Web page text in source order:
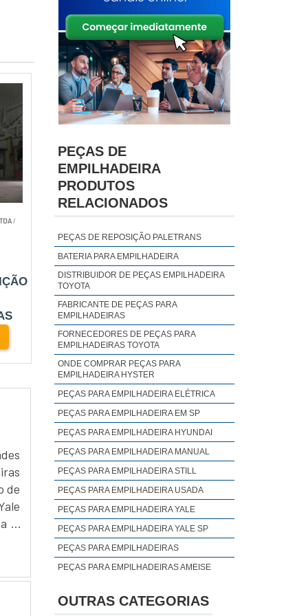
dos
de
e
de
a
as
que
da
/
de
a
PEÇAS DE
EMPILHADEIRA
PRODUTOS
RELACIONADOS
PEÇAS DE REPOSIÇÃO PALETRANS
BATERIA PARA EMPILHADEIRA
DISTRIBUIDOR DE PEÇAS EMPILHADEIRA
TOYOTA
FABRICANTE DE PEÇAS PARA
EMPILHADEIRAS
FORNECEDORES DE PEÇAS PARA
EMPILHADEIRAS TOYOTA
ONDE COMPRAR PEÇAS PARA
EMPILHADEIRA HYSTER
PEÇAS PARA EMPILHADEIRA ELÉTRICA
PEÇAS PARA EMPILHADEIRA EM SP
PEÇAS PARA EMPILHADEIRA HYUNDAI
PEÇAS PARA EMPILHADEIRA MANUAL
PEÇAS PARA EMPILHADEIRA STILL
PEÇAS PARA EMPILHADEIRA USADA
PEÇAS PARA EMPILHADEIRA YALE
PEÇAS PARA EMPILHADEIRA YALE SP
PEÇAS PARA EMPILHADEIRAS
PEÇAS PARA EMPILHADEIRAS AMEISE
EQUIPAMENTOS PARA MOVIMENTAÇÃO DE
CARGA
OUTRAS CATEGORIAS